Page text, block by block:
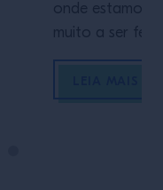
onde estamos
muito a ser